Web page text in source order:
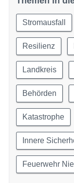
Stromausfall
Resilienz
Landkreis
Behörden
Katastrophe
Innere
Feuerwehr